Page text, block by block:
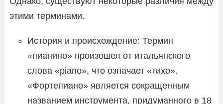
этими терминами.
История и происхождение: Термин
«пианино» произошел от итальянского
слова «piano», что означает «тихо».
«Фортепиано» является сокращенным
названием инструмента, придуманного в 18